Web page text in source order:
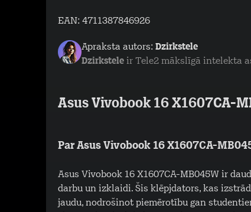
EAN: 4711387846926
Apraksta autors: Dzirkstele
Dzirkstele ir Tele2 mākslīgā intelekta
Asus Vivobook 16 X1607CA-
Par Asus Vivobook 16 X1607CA-
Asus Vivobook 16 X1607CA-MB045W ir
darbu un izklaidi. Šis klēpjdators, kas
jaudu, nodrošinot piemērotību gan